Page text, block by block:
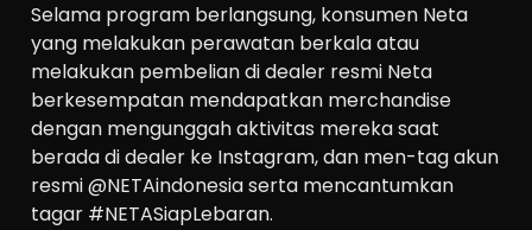
Selama program berlangsung, konsumen Neta
yang melakukan perawatan berkala atau
melakukan pembelian di dealer resmi Neta
berkesempatan mendapatkan merchandise
dengan mengunggah aktivitas mereka saat
berada di dealer ke Instagram, dan men-tag akun
resmi @NETAindonesia serta mencantumkan
tagar #NETASiapLebaran.